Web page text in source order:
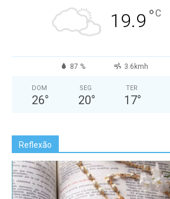
19.9 °C
87 % 3.6kmh
DOM
26°
SEG
20°
TER
17°
Reflexão